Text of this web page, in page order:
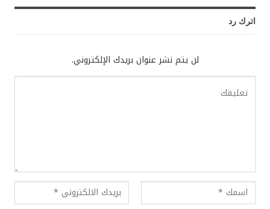
اترك رد
لن يتم نشر عنوان بريدك الإلكتروني.